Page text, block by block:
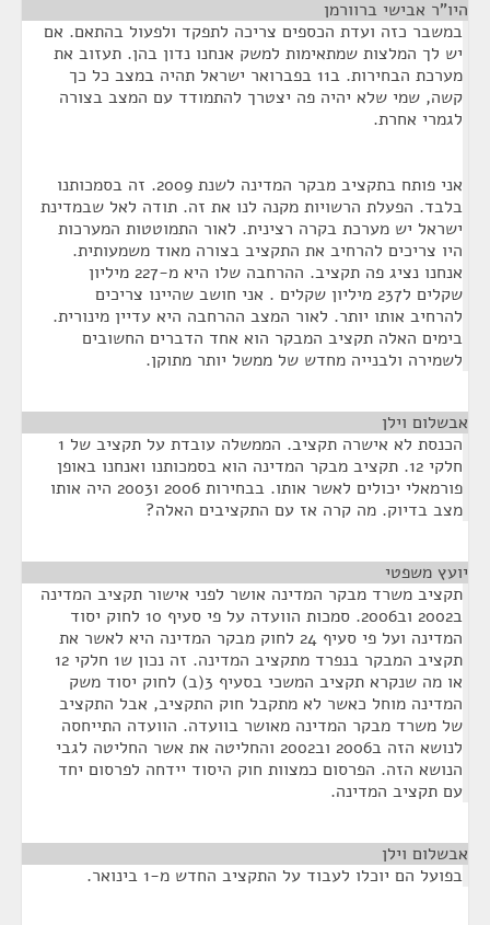
היו"ר אבישי ברוורמן
במשבר כזה ועדת הכספים צריכה לתפקד ולפעול בהתאם. אם
יש לך המלצות שמתאימות למשק אנחנו נדון בהן. תעזוב את
מערכת הבחירות. ב11 בפברואר ישראל תהיה במצב כל כך
קשה, שמי שלא יהיה פה יצטרך להתמודד עם המצב בצורה
לגמרי אחרת.
אני פותח בתקציב מבקר המדינה לשנת 2009. זה בסמכותנו
בלבד. הפעלת הרשויות מקנה לנו את זה. תודה לאל שבמדינת
ישראל יש מערכת בקרה רצינית. לאור התמוטטות המערכות
היו צריכים להרחיב את התקציב בצורה מאוד משמעותית.
אנחנו נציג פה תקציב. ההרחבה שלו היא מ-227 מיליון
שקלים ל237 מיליון שקלים . אני חושב שהיינו צריכים
להרחיב אותו יותר. לאור המצב ההרחבה היא עדיין מינורית.
בימים האלה תקציב המבקר הוא אחד הדברים החשובים
לשמירה ולבנייה מחדש של ממשל יותר מתוקן.
אבשלום וילן
הכנסת לא אישרה תקציב. הממשלה עובדת על תקציב של 1
חלקי 12. תקציב מבקר המדינה הוא בסמכותנו ואנחנו באופן
פורמאלי יכולים לאשר אותו. בבחירות 2006 ו2003 היה אותו
מצב בדיוק. מה קרה אז עם התקציבים האלה?
יועץ משפטי
תקציב משרד מבקר המדינה אושר לפני אישור תקציב המדינה
ב2002 וב2006. סמכות הוועדה על פי סעיף 10 לחוק יסוד
המדינה ועל פי סעיף 24 לחוק מבקר המדינה היא לאשר את
תקציב המבקר בנפרד מתקציב המדינה. זה נכון ש1 חלקי 12
או מה שנקרא תקציב המשכי בסעיף 3(ב) לחוק יסוד משק
המדינה מוחל כאשר לא מתקבל חוק התקציב, אבל התקציב
של משרד מבקר המדינה מאושר בוועדה. הוועדה התייחסה
לנושא הזה ב2006 וב2002 והחליטה את אשר החליטה לגבי
הנושא הזה. הפרסום כמצוות חוק היסוד יידחה לפרסום יחד
עם תקציב המדינה.
אבשלום וילן
בפועל הם יוכלו לעבוד על התקציב החדש מ-1 בינואר.